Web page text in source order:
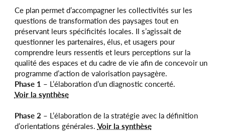
Ce plan permet d’accompagner les collectivités sur les
questions de transformation des paysages tout en
préservant leurs spécificités locales. Il s’agissait de
questionner les partenaires, élus, et usagers pour
comprendre leurs ressentis et leurs perceptions sur la
qualité des espaces et du cadre de vie afin de concevoir un
programme d’action de valorisation paysagère.
Phase 1 – L’élaboration d’un diagnostic concerté.
Voir la synthèse
Phase 2 – L’élaboration de la stratégie avec la définition
d’orientations générales. Voir la synthèse